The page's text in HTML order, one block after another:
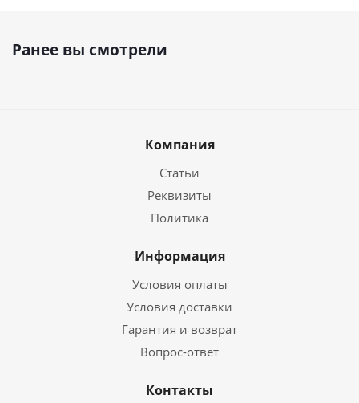
Ранее вы смотрели
Компания
Статьи
Реквизиты
Политика
Информация
Условия оплаты
Условия доставки
Гарантия и возврат
Вопрос-ответ
Контакты